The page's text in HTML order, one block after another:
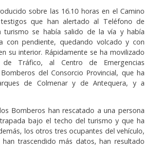
sobre las 16.10 horas en el Camino
que han alertado al Teléfono de
turismo se había salido de la vía y había
con pendiente, quedando volcado y con
su interior. Rápidamente se ha movilizado
Tráfico, al Centro de Emergencias
del Consorcio Provincial, que ha
de Colmenar y de Antequera, y a
Bomberos han rescatado a una persona
bajo el techo del turismo y que ha
los otros tres ocupantes del vehículo,
trascendido más datos, han resultado